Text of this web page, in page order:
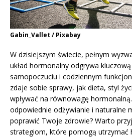
Gabin_Vallet / Pixabay
W dzisiejszym świecie, pełnym
układ hormonalny odgrywa
samopoczuciu i codziennym
zdaje sobie sprawy, jak dieta, styl
wpływać na równowagę
odpowiednie odżywianie i naturalne
poprawić Twoje zdrowie? Warto
strategiom, które pomogą utrzymać